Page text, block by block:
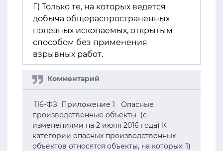
Г) Только те, на которых ведется
добыча общераспространенных
полезных ископаемых, открытым
способом без применения
взрывных работ.
116-ФЗ Приложение 1 Опасные
производственные объекты (с
изменениями на 2 июня 2016 года) К
категории опасных производственных
объектов относятся объекты, на которых: 1)